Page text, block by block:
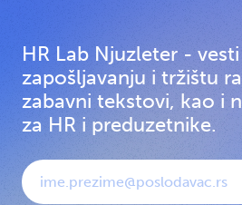
HR Lab Njuzleter -
zapošljavanju i tržištu
zabavni tekstovi, kao i
za HR i preduzetnike.
E-mail